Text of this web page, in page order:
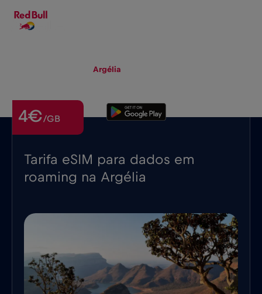
Argélia
Tarifa eSIM para dados em
roaming na Argélia
4€/GB